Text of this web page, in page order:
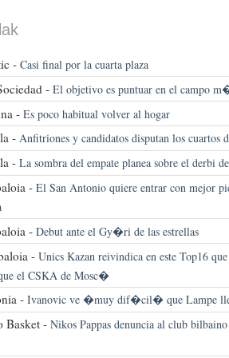
- Casi final por la cuarta plaza
- El objetivo es puntuar en el campo
- Es poco habitual volver al hogar
- Anfitriones y candidatos disputan los cuartos
- La sombra del empate planea sobre el derbi
- El San Antonio quiere entrar con mejor
- Debut ante el Gy�ri de las estrellas
- Unics Kazan reivindica en este Top16
el CSKA de Mosc�
- Ivanovic ve �muy dif�cil� que Lampe
Basket - Nikos Pappas denuncia al club